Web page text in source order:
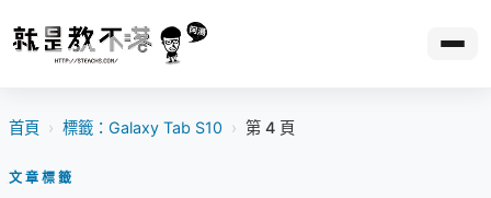
首頁 › 標籤：Galaxy Tab S10 › 第 4 頁
文章標籤